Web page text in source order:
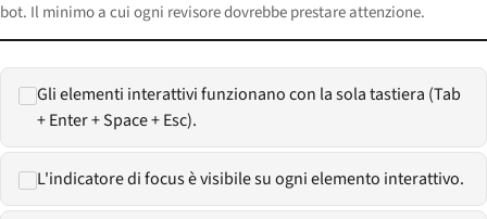
bot. Il minimo a cui ogni revisore dovrebbe prestare attenzione.
Gli elementi interattivi funzionano con la sola tastiera (Tab
+ Enter + Space + Esc).
L'indicatore di focus è visibile su ogni elemento interattivo.